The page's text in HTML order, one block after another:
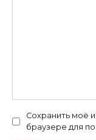
Сохранить моё
браузере для